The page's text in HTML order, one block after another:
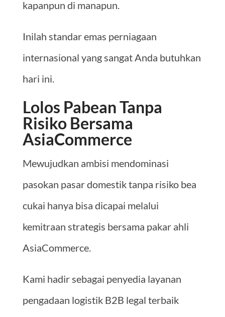
kapanpun di manapun.
Inilah standar emas perniagaan
internasional yang sangat Anda butuhkan
hari ini.
Lolos Pabean Tanpa
Risiko Bersama
AsiaCommerce
Mewujudkan ambisi mendominasi
pasokan pasar domestik tanpa risiko bea
cukai hanya bisa dicapai melalui
kemitraan strategis bersama pakar ahli
AsiaCommerce.
Kami hadir sebagai penyedia layanan
pengadaan logistik B2B legal terbaik